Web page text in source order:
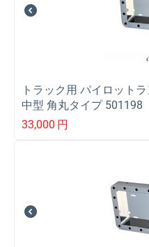
トラック用 パイロット
中型 角丸タイプ 501198
33,000 円